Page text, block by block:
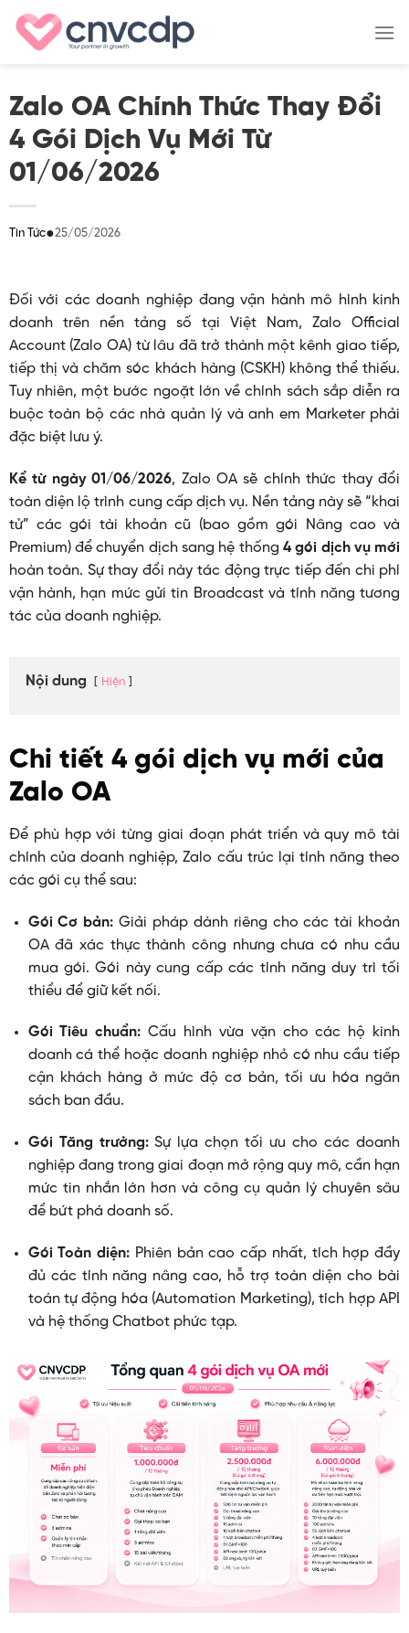
Skip
Zalo OA Chính Thức Thay Đổi
4 Gói Dịch Vụ Mới Từ
01/06/2026
Tin Tức●25/05/2026
Đối với các doanh nghiệp đang vận hành mô hình kinh
doanh trên nền tảng số tại Việt Nam, Zalo Official
Account (Zalo OA) từ lâu đã trở thành một kênh giao tiếp,
tiếp thị và chăm sóc khách hàng (CSKH) không thể thiếu.
Tuy nhiên, một bước ngoặt lớn về chính sách sắp diễn ra
buộc toàn bộ các nhà quản lý và anh em Marketer phải
đặc biệt lưu ý.
Kể từ ngày 01/06/2026, Zalo OA sẽ chính thức thay đổi
toàn diện lộ trình cung cấp dịch vụ. Nền tảng này sẽ “khai
tử” các gói tài khoản cũ (bao gồm gói Nâng cao và
Premium) để chuyển dịch sang hệ thống 4 gói dịch vụ mới
hoàn toàn. Sự thay đổi này tác động trực tiếp đến chi phí
vận hành, hạn mức gửi tin Broadcast và tính năng tương
tác của doanh nghiệp.
Nội dung Hiện
Chi tiết 4 gói dịch vụ mới của
Zalo OA
Để phù hợp với từng giai đoạn phát triển và quy mô tài
chính của doanh nghiệp, Zalo cấu trúc lại tính năng theo
các gói cụ thể sau:
Gói Cơ bản: Giải pháp dành riêng cho các tài khoản
OA đã xác thực thành công nhưng chưa có nhu cầu
mua gói. Gói này cung cấp các tính năng duy trì tối
thiểu để giữ kết nối.
Gói Tiêu chuẩn: Cấu hình vừa vặn cho các hộ kinh
doanh cá thể hoặc doanh nghiệp nhỏ có nhu cầu tiếp
cận khách hàng ở mức độ cơ bản, tối ưu hóa ngân
sách ban đầu.
Gói Tăng trưởng:Sự lựa chọn tối ưu cho các doanh
nghiệp đang trong giai đoạn mở rộng quy mô, cần hạn
mức tin nhắn lớn hơn và công cụ quản lý chuyên sâu
để bứt phá doanh số.
Gói Toàn diện: Phiên bản cao cấp nhất, tích hợp đầy
đủ các tính năng nâng cao, hỗ trợ toàn diện cho bài
toán tự động hóa (Automation Marketing), tích hợp API
và hệ thống Chatbot phức tạp.